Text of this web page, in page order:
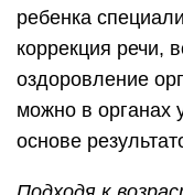
ребенка
коррекция речи,
оздоровление
можно в органах
основе